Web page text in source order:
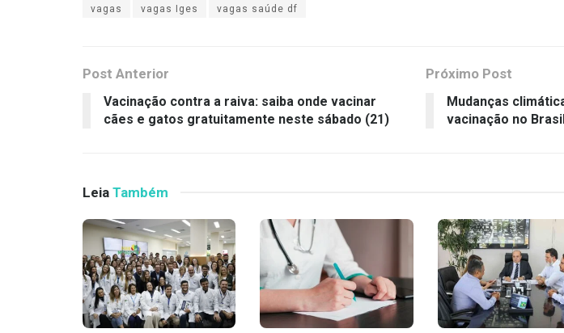
vagas vagas Iges vagas saúde df
Post Anterior
Vacinação contra a raiva: saiba onde vacinar
cães e gatos gratuitamente neste sábado (21)
Próximo Post
Mudanças
vacinação no
Leia Também